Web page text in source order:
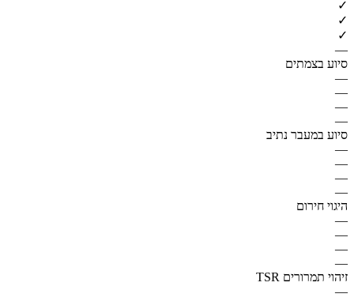
✓
✓
✓
—
סיוע בצמתים
—
—
—
—
סיוע במעבר נתיב
—
—
—
—
היגוי חירום
—
—
—
—
זיהוי תמרורים TSR
—